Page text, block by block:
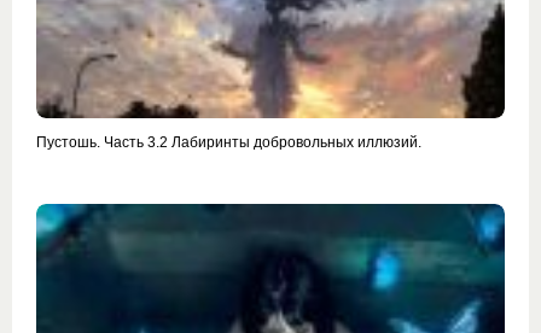
Пустошь. Часть 3.2 Лабиринты добровольных иллюзий.